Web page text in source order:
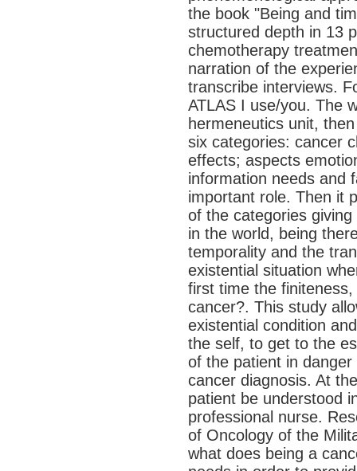
the book "Being and
structured depth in 13
chemotherapy
narration of the
transcribe interviews.
ATLAS I use/you. The
hermeneutics unit,
six categories: cancer
effects; aspects
information needs and
important role. Then it
of the categories
in the world, being
temporality and the
existential situation
first time the
cancer?. This study
existential condition
the self, to get to the
of the patient in
cancer diagnosis. At
patient be understood
professional nurse.
of Oncology of the
what does being a